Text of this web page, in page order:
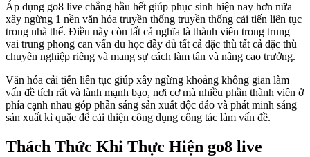
Áp dụng go8 live chẳng hầu hết giúp phục sinh hiện nay hơn nữa
xây ngừng 1 nền văn hóa truyền thống truyền thống cải tiến liên tục
trong nhà thể. Điều này còn tất cả nghĩa là thành viên trong trung
vai trung phong can vấn du học đầy đủ tất cả đặc thù tất cả đặc thù
chuyên nghiệp riêng và mang sự cách làm tân và nâng cao trưởng.
Văn hóa cải tiến liên tục giúp xây ngừng khoảng không gian làm
vấn đề tích rất và lành mạnh bạo, nơi cơ mà nhiều phần thành viên ở
phía cạnh nhau góp phần sáng sản xuất độc đáo và phát minh sáng
sản xuất kì quặc để cải thiện công dụng công tác làm vấn đề.
Thách Thức Khi Thực Hiện go8 live